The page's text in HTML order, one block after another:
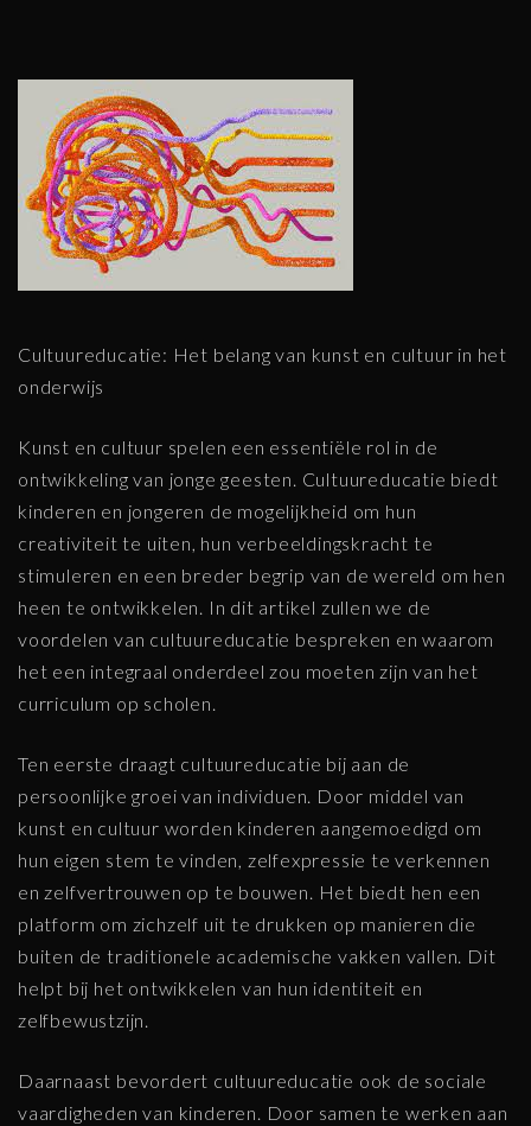
Cultuureducatie: Het belang van kunst en cultuur in het
onderwijs
Kunst en cultuur spelen een essentiële rol in de
ontwikkeling van jonge geesten. Cultuureducatie biedt
kinderen en jongeren de mogelijkheid om hun
creativiteit te uiten, hun verbeeldingskracht te
stimuleren en een breder begrip van de wereld om hen
heen te ontwikkelen. In dit artikel zullen we de
voordelen van cultuureducatie bespreken en waarom
het een integraal onderdeel zou moeten zijn van het
curriculum op scholen.
Ten eerste draagt cultuureducatie bij aan de
persoonlijke groei van individuen. Door middel van
kunst en cultuur worden kinderen aangemoedigd om
hun eigen stem te vinden, zelfexpressie te verkennen
en zelfvertrouwen op te bouwen. Het biedt hen een
platform om zichzelf uit te drukken op manieren die
buiten de traditionele academische vakken vallen. Dit
helpt bij het ontwikkelen van hun identiteit en
zelfbewustzijn.
Daarnaast bevordert cultuureducatie ook de sociale
vaardigheden van kinderen. Door samen te werken aan